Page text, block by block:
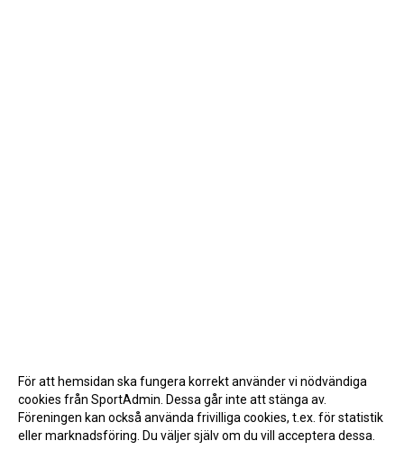
För att hemsidan ska fungera korrekt använder vi nödvändiga
cookies från SportAdmin. Dessa går inte att stänga av.
Föreningen kan också använda frivilliga cookies, t.ex. för statistik
eller marknadsföring. Du väljer själv om du vill acceptera dessa.